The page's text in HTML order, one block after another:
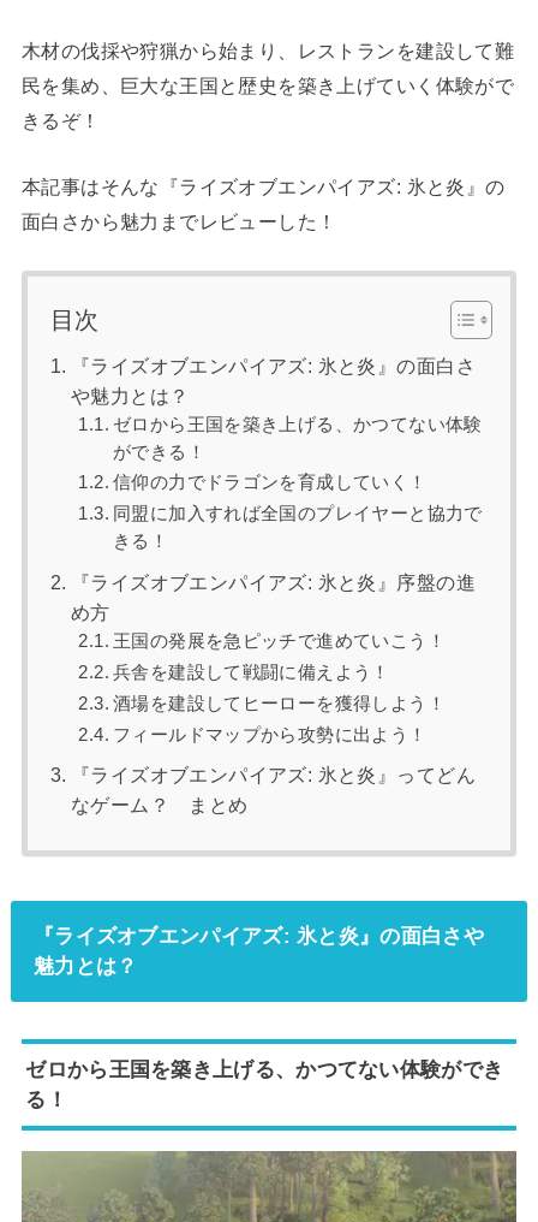
木材の伐採や狩猟から始まり、レストランを建設して難
民を集め、巨大な王国と歴史を築き上げていく体験がで
きるぞ！
本記事はそんな『ライズオブエンパイアズ: 氷と炎』の
面白さから魅力までレビューした！
目次
『ライズオブエンパイアズ: 氷と炎』の面白さ
や魅力とは？
ゼロから王国を築き上げる、かつてない体験
ができる！
信仰の力でドラゴンを育成していく！
同盟に加入すれば全国のプレイヤーと協力で
きる！
『ライズオブエンパイアズ: 氷と炎』序盤の進
め方
王国の発展を急ピッチで進めていこう！
兵舎を建設して戦闘に備えよう！
酒場を建設してヒーローを獲得しよう！
フィールドマップから攻勢に出よう！
『ライズオブエンパイアズ: 氷と炎』ってどん
なゲーム？ まとめ
『ライズオブエンパイアズ: 氷と炎』の面白さや
魅力とは？
ゼロから王国を築き上げる、かつてない体験ができ
る！